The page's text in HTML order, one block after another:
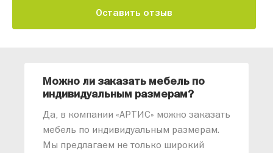
Оставить отзыв
Можно ли заказать мебель по
индивидуальным размерам?
Да, в компании «АРТИС» можно заказать
мебель по индивидуальным размерам.
Мы предлагаем не только широкий